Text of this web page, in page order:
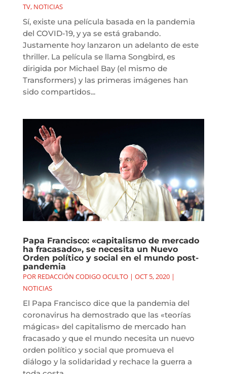
TV, NOTICIAS
Sí, existe una película basada en la pandemia
del COVID-19, y ya se está grabando.
Justamente hoy lanzaron un adelanto de este
thriller. La película se llama Songbird, es
dirigida por Michael Bay (el mismo de
Transformers) y las primeras imágenes han
sido compartidos...
Papa Francisco: «capitalismo de mercado
ha fracasado», se necesita un Nuevo
Orden político y social en el mundo post-
pandemia
POR REDACCIÓN CODIGO OCULTO| OCT 5, 2020|
NOTICIAS
El Papa Francisco dice que la pandemia del
coronavirus ha demostrado que las «teorías
mágicas» del capitalismo de mercado han
fracasado y que el mundo necesita un nuevo
orden político y social que promueva el
diálogo y la solidaridad y rechace la guerra a